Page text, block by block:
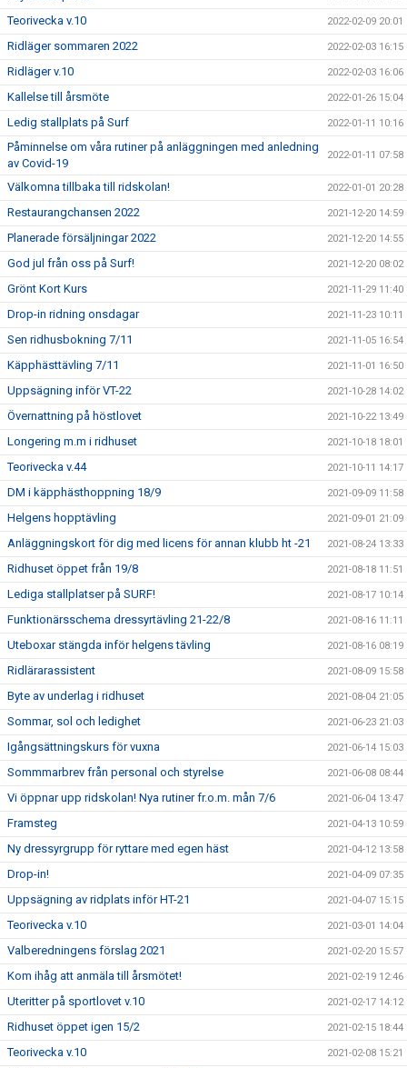
Teorivecka v.10 2022-02-09 20:01
Ridläger sommaren 2022 2022-02-03 16:15
Ridläger v.10 2022-02-03 16:06
Kallelse till årsmöte 2022-01-26 15:04
Ledig stallplats på Surf 2022-01-11 10:16
Påminnelse om våra rutiner på anläggningen med anledning
av Covid-19
2022-01-11 07:58
Välkomna tillbaka till ridskolan! 2022-01-01 20:28
Restaurangchansen 2022 2021-12-20 14:59
Planerade försäljningar 2022 2021-12-20 14:55
God jul från oss på Surf! 2021-12-20 08:02
Grönt Kort Kurs 2021-11-29 11:40
Drop-in ridning onsdagar 2021-11-23 10:11
Sen ridhusbokning 7/11 2021-11-05 16:54
Käpphästtävling 7/11 2021-11-01 16:50
Uppsägning inför VT-22 2021-10-28 14:02
Övernattning på höstlovet 2021-10-22 13:49
Longering m.m i ridhuset 2021-10-18 18:01
Teorivecka v.44 2021-10-11 14:17
DM i käpphästhoppning 18/9 2021-09-09 11:58
Helgens hopptävling 2021-09-01 21:09
Anläggningskort för dig med licens för annan klubb ht -21 2021-08-24 13:33
Ridhuset öppet från 19/8 2021-08-18 11:51
Lediga stallplatser på SURF! 2021-08-17 10:14
Funktionärsschema dressyrtävling 21-22/8 2021-08-16 11:11
Uteboxar stängda inför helgens tävling 2021-08-16 08:19
Ridlärarassistent 2021-08-09 15:58
Byte av underlag i ridhuset 2021-08-04 21:05
Sommar, sol och ledighet 2021-06-23 21:03
Igångsättningskurs för vuxna 2021-06-14 15:03
Sommmarbrev från personal och styrelse 2021-06-08 08:44
Vi öppnar upp ridskolan! Nya rutiner fr.o.m. mån 7/6 2021-06-04 13:47
Framsteg 2021-04-13 10:59
Ny dressyrgrupp för ryttare med egen häst 2021-04-12 13:58
Drop-in! 2021-04-09 07:35
Uppsägning av ridplats inför HT-21 2021-04-07 15:15
Teorivecka v.10 2021-03-01 14:04
Valberedningens förslag 2021 2021-02-20 15:57
Kom ihåg att anmäla till årsmötet! 2021-02-19 12:46
Uteritter på sportlovet v.10 2021-02-17 14:12
Ridhuset öppet igen 15/2 2021-02-15 18:44
Teorivecka v.10 2021-02-08 15:21